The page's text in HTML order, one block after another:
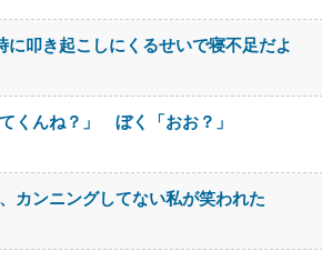
叩き起こしにくるせいで寝不足だよ
くんね？」 ぼく「おお？」
カンニングしてない私が笑われた